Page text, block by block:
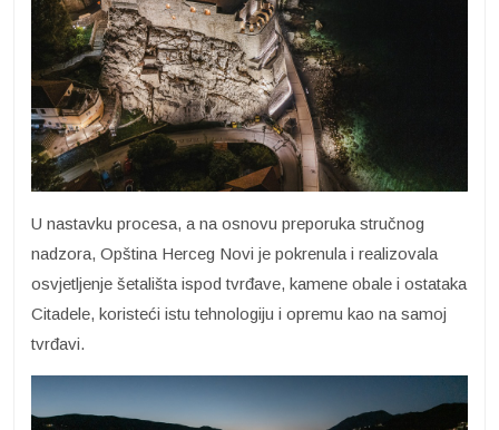
U nastavku procesa, a na osnovu preporuka stručnog
nadzora, Opština Herceg Novi je pokrenula i realizovala
osvjetljenje šetališta ispod tvrđave, kamene obale i ostataka
Citadele, koristeći istu tehnologiju i opremu kao na samoj
tvrđavi.